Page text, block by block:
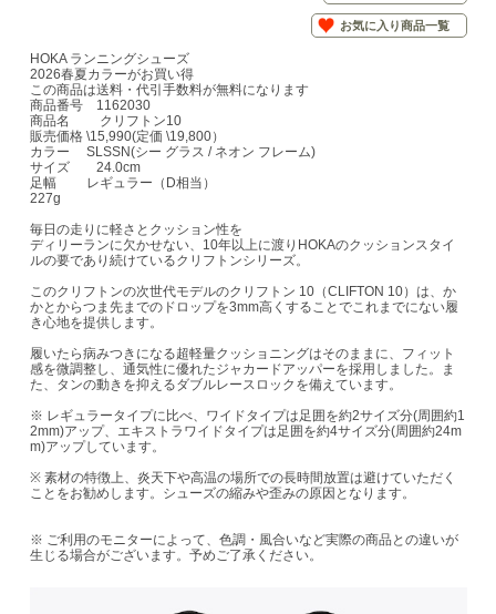
お気に入り商品一覧
HOKA ランニングシューズ
2026春夏カラーがお買い得
この商品は送料・代引手数料が無料になります
商品番号 1162030
商品名 クリフトン10
販売価格 \15,990(定価 \19,800）
カラー SLSSN(シー グラス / ネオン フレーム)
サイズ 24.0cm
足幅 レギュラー（D相当）
227g
毎日の走りに軽さとクッション性を
ディリーランに欠かせない、10年以上に渡りHOKAのクッションスタイ
ルの要であり続けているクリフトンシリーズ。
このクリフトンの次世代モデルのクリフトン 10（CLIFTON 10）は、か
かとからつま先までのドロップを3mm高くすることでこれまでにない履
き心地を提供します。
履いたら病みつきになる超軽量クッショニングはそのままに、フィット
感を微調整し、通気性に優れたジャカードアッパーを採用しました。ま
た、タンの動きを抑えるダブルレースロックを備えています。
※ レギュラータイプに比べ、ワイドタイプは足囲を約2サイズ分(周囲約1
2mm)アップ、エキストラワイドタイプは足囲を約4サイズ分(周囲約24m
m)アップしています。
※ 素材の特徴上、炎天下や高温の場所での長時間放置は避けていただく
ことをお勧めします。シューズの縮みや歪みの原因となります。
※ ご利用のモニターによって、色調・風合いなど実際の商品との違いが
生じる場合がございます。予めご了承ください。